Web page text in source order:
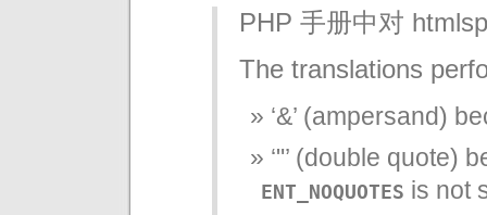
PHP 手册中对
The translations
‘&’ (ampersand)
‘"’ (double quote)
ENT_NOQUOTES is not